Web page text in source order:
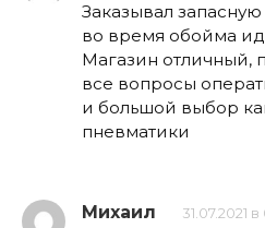
Заказывал
во время обойма
Магазин отличный,
все вопросы
и большой выбор
пневматики
Михаил 31.07.2021 в